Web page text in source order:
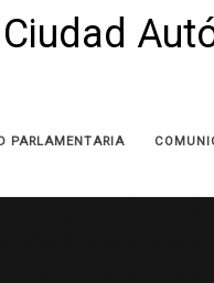
PARLAMENTARIA